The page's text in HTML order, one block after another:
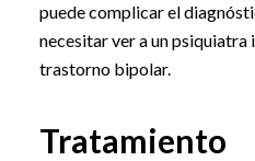
puede complicar el
necesitar ver a un
trastorno bipolar.
Tratamiento